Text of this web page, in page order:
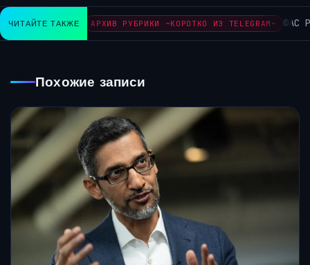
ЧИТАЙТЕ ТАКЖЕ АРХИВ РУБРИКИ ~КОРОТКО ИЗ TELEGRAM~ ФАС
Похожие записи